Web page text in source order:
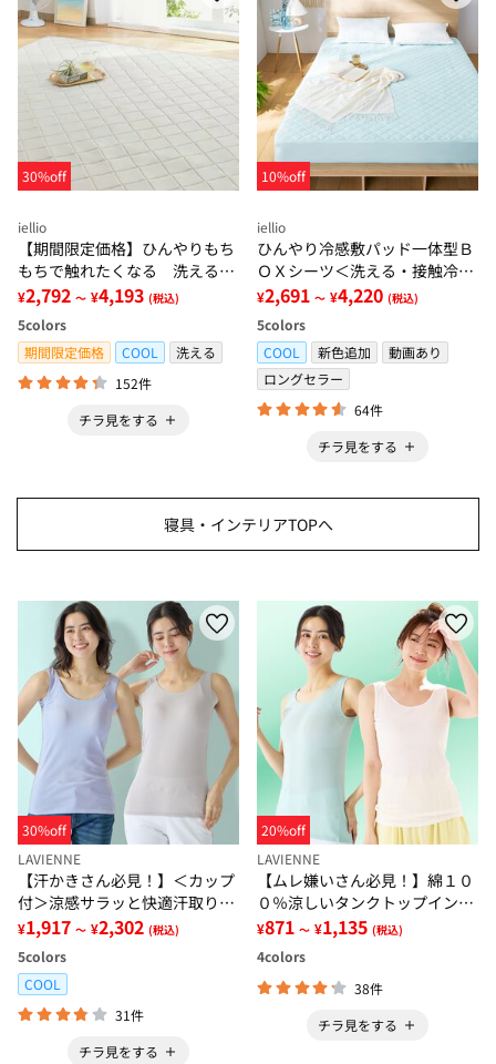
30%off
iellio
【期間限定価格】ひんやりもち
もちで触れたくなる 洗えるラ
グ＜低反発・滑りにくい・接触
冷感・防ダニ・カーペット＞
¥2,792 ～ ¥4,193 (税込)
5colors
期間限定価格
COOL
洗える
152件
チラ見をする
10%off
iellio
ひんやり冷感敷パッド一体型Ｂ
ＯＸシーツ＜洗える・接触冷
感・抗菌防臭・時短・家事楽・
ボックスシーツ・寝苦しさ対策
＞
¥2,691 ～ ¥4,220 (税込)
5colors
COOL
新色追加
動画あり
ロングセラー
64件
チラ見をする
寝具・インテリアTOPへ
30%off
LAVIENNE
【汗かきさん必見！】＜カップ
付＞涼感サラッと快適汗取りタ
ンクトップインナー＜さらりラ
ボ＞
¥1,917 ～ ¥2,302 (税込)
5colors
COOL
31件
チラ見をする
20%off
LAVIENNE
【ムレ嫌いさん必見！】綿１０
０％涼しいタンクトップインナ
ー＜さらりラボ＞
¥871 ～ ¥1,135 (税込)
4colors
38件
チラ見をする